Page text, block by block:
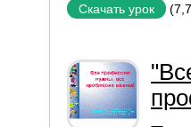
Скачать урок